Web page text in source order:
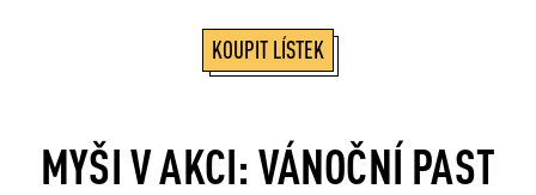
KOUPIT LÍSTEK
MYŠI V AKCI: VÁNOČNÍ PAST